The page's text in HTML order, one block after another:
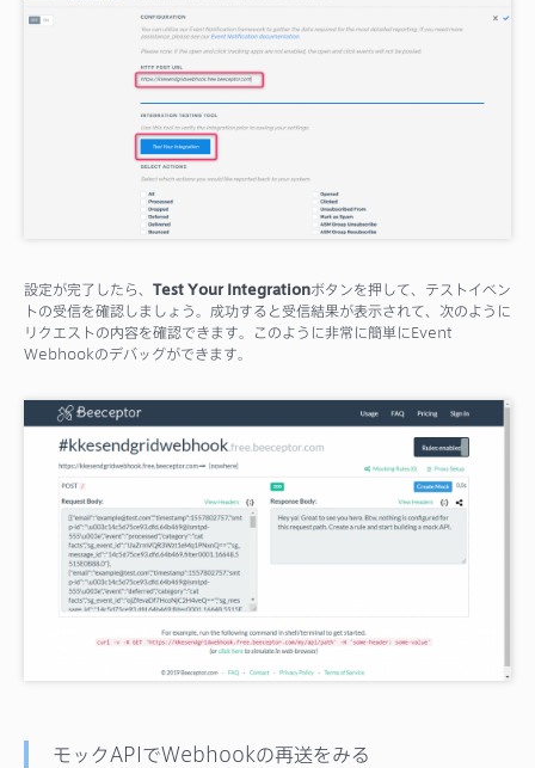
設定が完了したら、 Test Your Integrationボタンを押して、テストイベン
トの受信を確認しましょう。成功すると受信結果が表示されて、次のように
リクエストの内容を確認できます。このように非常に簡単にEvent
Webhookのデバッグができます。
モックAPIでWebhookの再送をみる